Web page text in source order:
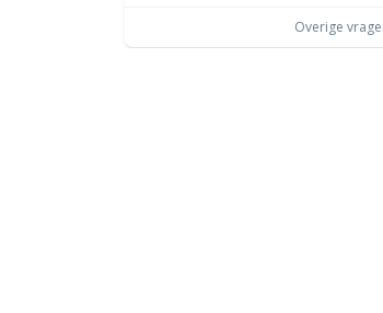
Overige